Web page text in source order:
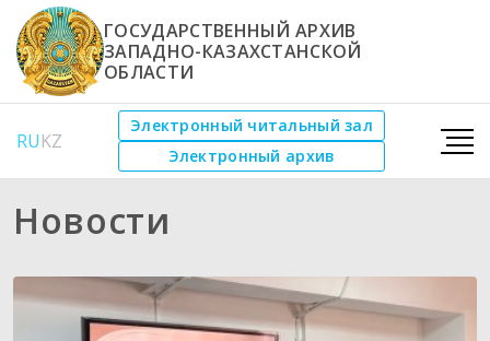
ГОСУДАРСТВЕННЫЙ АРХИВ
ЗАПАДНО-КАЗАХСТАНСКОЙ
ОБЛАСТИ
RUKZ
Электронный читальный зал
Электронный архив
Новости